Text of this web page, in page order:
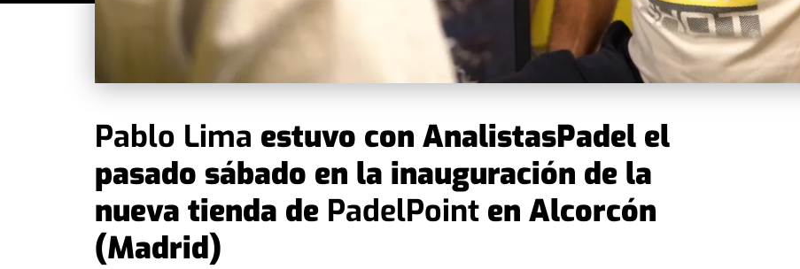
Pablo Lima estuvo con AnalistasPadel el
pasado sábado en la inauguración de la
nueva tienda de PadelPoint en Alcorcón
(Madrid)